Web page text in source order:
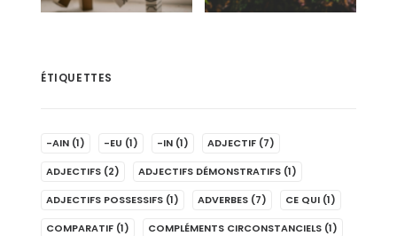
ÉTIQUETTES
-AIN (1) -EU (1) -IN (1) ADJECTIF (7)
ADJECTIFS (2) ADJECTIFS DÉMONSTRATIFS (1)
ADJECTIFS POSSESSIFS (1) ADVERBES (7) CE QUI (1)
COMPARATIF (1) COMPLÉMENTS CIRCONSTANCIELS (1)